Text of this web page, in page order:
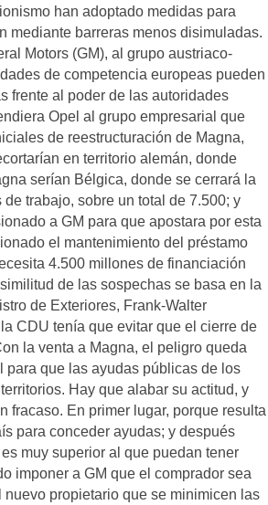
han adoptado medidas para
mediante barreras menos disimuladas.
Motors (GM), al grupo austriaco-
de competencia europeas pueden
frente al poder de las autoridades
Opel al grupo empresarial que
de reestructuración de Magna,
en territorio alemán, donde
serían Bélgica, donde se cerrará la
trabajo, sobre un total de 7.500; y
a GM para que apostara por esta
el mantenimiento del préstamo
4.500 millones de financiación
de las sospechas se basa en la
de Exteriores, Frank-Walter
CDU tenía que evitar que el cierre de
la venta a Magna, el peligro queda
que las ayudas públicas de los
Hay que alabar su actitud, y
En primer lugar, porque resulta
para conceder ayudas; y después
muy superior al que puedan tener
imponer a GM que el comprador sea
propietario que se minimicen las